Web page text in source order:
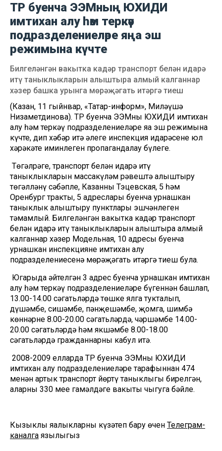
ТР буенча ЭЭМның ЮХИДИ
имтихан алу һәм теркәү
подразделениеләре яңа эш
режимына күчте
Билгеләнгән вакытка кадәр транспорт белән идарә
итү таныклыкларын алыштыра алмый калганнар
хәзер башка урынга мөрәҗәгать итәргә тиеш
(Казан, 11 гыйнвар, «Татар-информ», Миләүшә
Низаметдинова). ТР буенча ЭЭМның ЮХИДИ имтихан
алу һәм теркәү подразделениеләре яңа эш режимына
күчте, дип хәбәр итә әлеге инспекция идарәсенең юл
хәрәкәте иминлеген пропагандалау бүлеге.
Төгәлрәге, транспорт белән идарә итү
таныклыкларын массакүләм рәвештә алыштыру
төгәлләнү сәбәпле, Казанның Тэцевская, 5 һәм
Оренбург тракты, 5 адреслары буенча урнашкан
таныклык алыштыру пунктлары эшчәнлеген
тәмамлый. Билгеләнгән вакытка кадәр транспорт
белән идарә итү таныклыкларын алыштыра алмый
калганнар хәзер Модельная, 10 адресы буенча
урнашкан инспекциянең имтихан алу
подразделениесенә мөрәҗәгать итәргә тиеш була.
Югарыда әйтелгән 3 адрес буенча урнашкан имтихан
алу һәм теркәү подразделениеләре бүгеннән башлап,
13.00-14.00 сәгатьләрдә төшке ялга тукталып,
дүшәмбе, сишәмбе, пәнҗешәмбе, җомга, шимбә
көннәрне 8.00-20.00 сәгатьләрдә, чәршәмбе 14.00-
20.00 сәгатьләрдә һәм якшәмбе 8.00-18.00
сәгатьләрдә гражданнарны кабул итә.
2008-2009 елларда ТР буенча ЭЭМның ЮХИДИ
имтихан алу подразделениеләре тарафыннан 474
меңнән артык транспорт йөртү таныклыгы бирелгән,
аларның 330 меңе гамәлдәге вакыты чыгуга бәйле.
Кызыклы яңалыкларны күзәтеп бару өчен Телеграм-
каналга язылыгыз